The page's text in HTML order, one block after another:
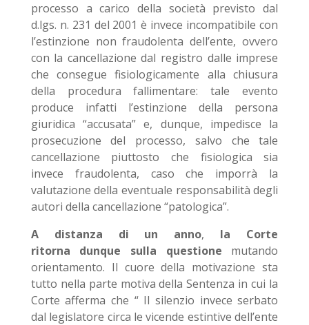
processo a carico della società previsto dal
d.lgs. n. 231 del 2001 è invece incompatibile con
l’estinzione non fraudolenta dell’ente, ovvero
con la cancellazione dal registro dalle imprese
che consegue fisiologicamente alla chiusura
della procedura fallimentare: tale evento
produce infatti l’estinzione della persona
giuridica “accusata” e, dunque, impedisce la
prosecuzione del processo, salvo che tale
cancellazione piuttosto che fisiologica sia
invece fraudolenta, caso che imporrà la
valutazione della eventuale responsabilità degli
autori della cancellazione “patologica”.
A distanza di un anno, la Corte
ritorna dunque sulla questione mutando
orientamento. Il cuore della motivazione sta
tutto nella parte motiva della Sentenza in cui la
Corte afferma che “ Il silenzio invece serbato
dal legislatore circa le vicende estintive dell’ente